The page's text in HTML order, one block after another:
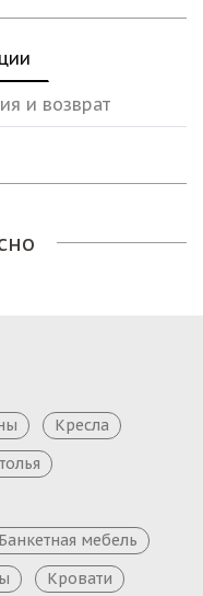
и возврат
Кресла
Банкетная мебель
Кровати